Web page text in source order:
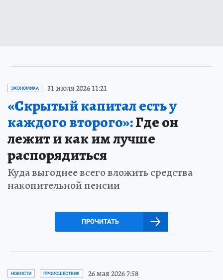
ЭКОНОМИКА 31 июля 2026 11:21
«Скрытый капитал есть у
каждого второго»:Где он
лежит и как им лучше
распорядиться
Куда выгоднее всего вложить средства
накопительной пенсии
ПРОЧИТАТЬ
НОВОСТИ ПРОИСШЕСТВИЯ 26 мая 2026 7:58